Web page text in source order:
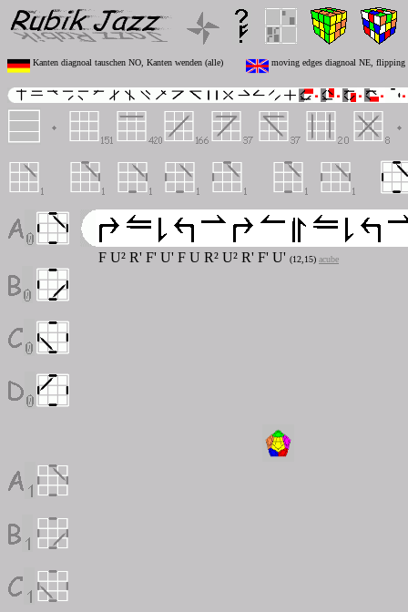
Kanten diagnoal tauschen NO, Kanten wenden (alle) moving edges diagnoal NE, flipping
F U² R' F' U' F U R² U² R' F' U' (12,15) acube